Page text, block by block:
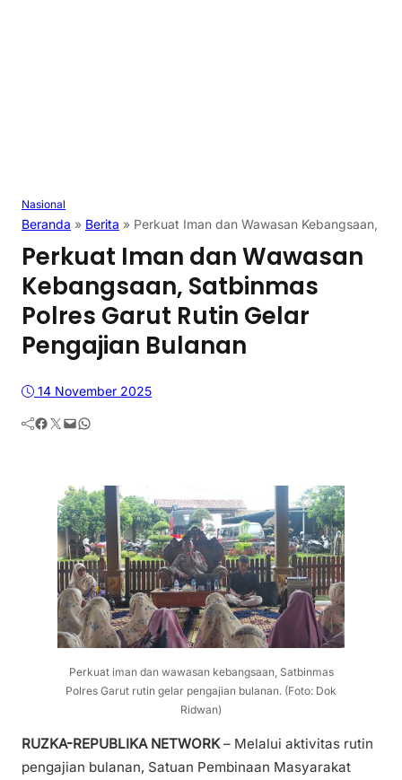
Nasional
Beranda » Berita » Perkuat Iman dan Wawasan Kebangsaan,
Perkuat Iman dan Wawasan
Kebangsaan, Satbinmas
Polres Garut Rutin Gelar
Pengajian Bulanan
14 November 2025
Facebook Twitter Mail WhatsApp
Perkuat iman dan wawasan kebangsaan, Satbinmas
Polres Garut rutin gelar pengajian bulanan. (Foto: Dok
Ridwan)
RUZKA-REPUBLIKA NETWORK– Melalui aktivitas rutin
pengajian bulanan, Satuan Pembinaan Masyarakat